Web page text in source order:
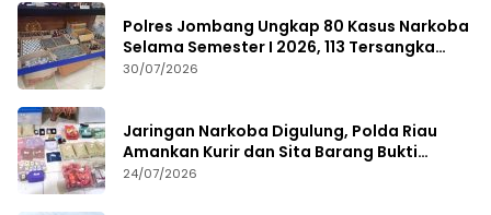
Polres Jombang Ungkap 80 Kasus Narkoba
Selama Semester I 2026, 113 Tersangka
Diamankan
30/07/2026
Jaringan Narkoba Digulung, Polda Riau
Amankan Kurir dan Sita Barang Bukti
Bernilai Fantastis
24/07/2026